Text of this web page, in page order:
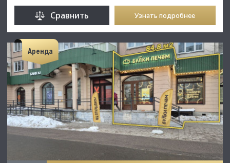
Сравнить Узнать подробнее
Аренда